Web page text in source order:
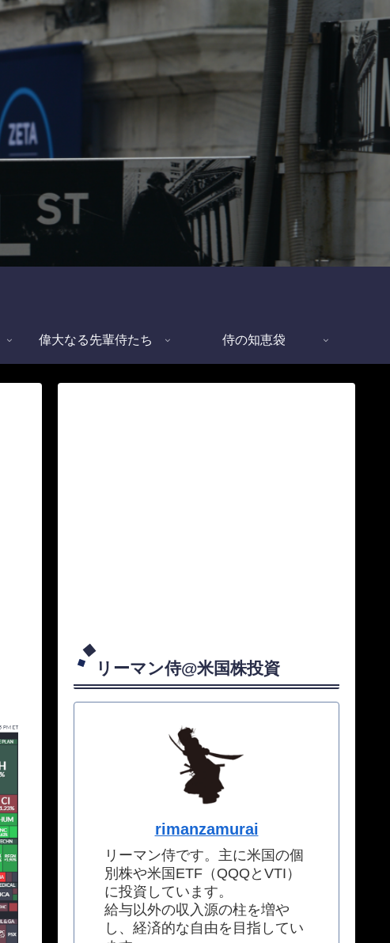
偉大なる先輩侍たち 侍の知恵袋
リーマン侍@米国株投資
rimanzamurai
リーマン侍です。主に米国の個
別株や米国ETF（QQQとVTI）
に投資しています。
給与以外の収入源の柱を増や
し、経済的な自由を目指してい